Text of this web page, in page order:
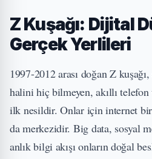
Z Kuşağı: Dijital
Gerçek Yerlileri
1997-2012 arası doğan Z
halini hiç bilmeyen, akıllı
ilk nesildir. Onlar için internet bir
da merkezidir. Big data, sosyal
anlık bilgi akışı onların doğal